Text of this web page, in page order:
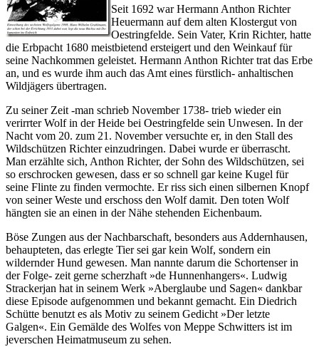
Seit 1692 war Hermann Anthon Richter
Heuermann auf dem alten Klostergut von
Oestringfelde. Sein Vater, Krin Richter, hatte
die Erbpacht 1680 meistbietend ersteigert und den Weinkauf für
seine Nachkommen geleistet. Hermann Anthon Richter trat das Erbe
an, und es wurde ihm auch das Amt eines fürstlich- anhaltischen
Wildjägers übertragen.
Zu seiner Zeit -man schrieb November 1738- trieb wieder ein
verirrter Wolf in der Heide bei Oestringfelde sein Unwesen. In der
Nacht vom 20. zum 21. November versuchte er, in den Stall des
Wildschützen Richter einzudringen. Dabei wurde er überrascht.
Man erzählte sich, Anthon Richter, der Sohn des Wildschützen, sei
so erschrocken gewesen, dass er so schnell gar keine Kugel für
seine Flinte zu finden vermochte. Er riss sich einen silbernen Knopf
von seiner Weste und erschoss den Wolf damit. Den toten Wolf
hängten sie an einen in der Nähe stehenden Eichenbaum.
Böse Zungen aus der Nachbarschaft, besonders aus Addernhausen,
behaupteten, das erlegte Tier sei gar kein Wolf, sondern ein
wildernder Hund gewesen. Man nannte darum die Schortenser in
der Folge- zeit gerne scherzhaft »de Hunnenhangers«. Ludwig
Strackerjan hat in seinem Werk »Aberglaube und Sagen« dankbar
diese Episode aufgenommen und bekannt gemacht. Ein Diedrich
Schütte benutzt es als Motiv zu seinem Gedicht »Der letzte
Galgen«. Ein Gemälde des Wolfes von Meppe Schwitters ist im
jeverschen Heimatmuseum zu sehen.